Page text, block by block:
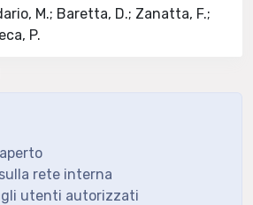
M.; Baretta, D.; Zanatta, F.;
P.
rete interna
utenti autorizzati